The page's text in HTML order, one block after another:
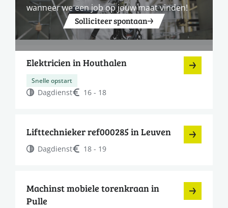
wanneer we een job op jouw maat vinden!
Solliciteer spontaan
Elektricien in Houthalen
Snelle opstart
Dagdienst 16 - 18
Lifttechnieker ref000285 in Leuven
Dagdienst 18 - 19
Machinst mobiele torenkraan in
Pulle